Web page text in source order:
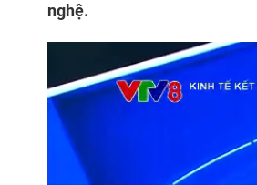
nghệ.